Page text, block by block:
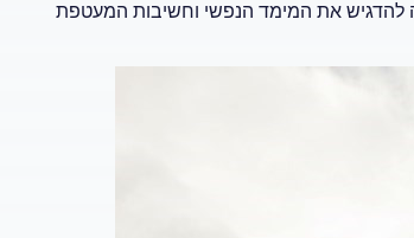
להדגיש את המימד הנפשי וחשיבות המעטפת